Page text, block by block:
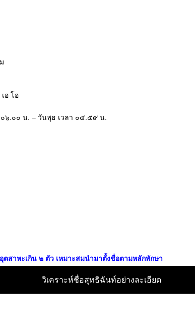
อ โอ
๖.๐๐ น. – วันพุธ เวลา ๐๕.๕๙ น.
าหะเกิน ๒ ตัว เหมาะสมนำมาตั้งชื่อตามหลักทักษา
วิเคราะห์ชื่อสุทธิฉันท์อย่างละเอียด